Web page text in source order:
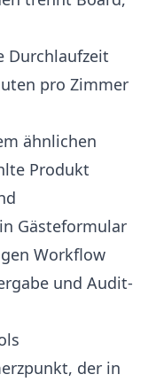
Durchlaufzeit
pro Zimmer
ähnlichen
Produkt
Gästeformular
Workflow
und Audit-
der in